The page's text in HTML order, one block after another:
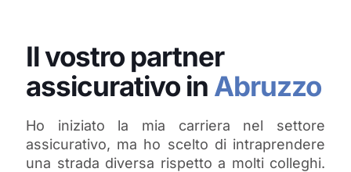
Il vostro partner
assicurativo in Abruzzo
Ho iniziato la mia carriera nel settore
assicurativo, ma ho scelto di intraprendere
una strada diversa rispetto a molti colleghi.